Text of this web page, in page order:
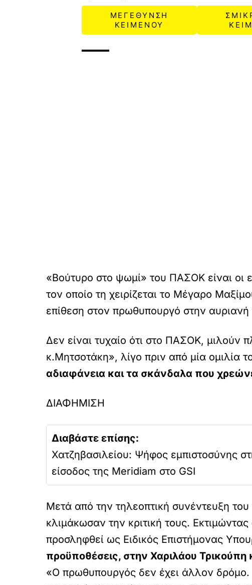
ΜΕΓΕΘΥΝΣΗ
ΚΕΙΜΕΝΟΥ
«Βούτυρο στο ψωμί» του ΠΑΣΟΚ είναι οι
τον οποίο τη χειρίζεται το Μέγαρο
επίθεση στον πρωθυπουργό στην
Δεν είναι τυχαίο ότι στο ΠΑΣΟΚ, μιλούν
κ.Μητσοτάκη», λίγο πριν από μία ομιλία
αδιαφάνεια και τα σκάνδαλα που
ΔΙΑΦΗΜΙΣΗ
Διαβάστε επίσης:
Χατζηβασιλείου: Ψήφος εμπιστοσύνης
είσοδος της Meridiam στο GSI
Μετά από την τηλεοπτική συνέντευξη
κλιμάκωσαν την κριτική τους.
προσληφθεί ως Ειδικός Επιστήμονας
προϋποθέσεις, στην Χαριλάου
«Ο πρωθυπουργός δεν έχει άλλον δρόμο.